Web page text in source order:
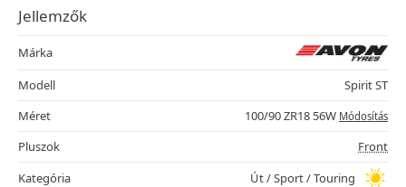
Jellemzők
Márka
Modell
Spirit ST
Méret
100/90 ZR18 56W Módosítás
Pluszok
Front
Kategória
Út / Sport / Touring